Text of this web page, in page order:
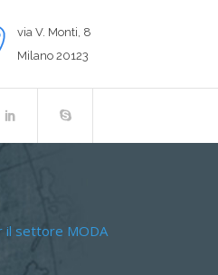
via V. Monti, 8
Milano 20123
il settore MODA